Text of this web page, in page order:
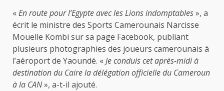
«En route pour l’Egypte avec les Lions indomptables», a
écrit le ministre des Sports Camerounais Narcisse
Mouelle Kombi sur sa page Facebook, publiant
plusieurs photographies des joueurs camerounais à
l’aéroport de Yaoundé. «Je conduis cet après-midi à
destination du Caire la délégation officielle du Cameroun
à la CAN», a-t-il ajouté.